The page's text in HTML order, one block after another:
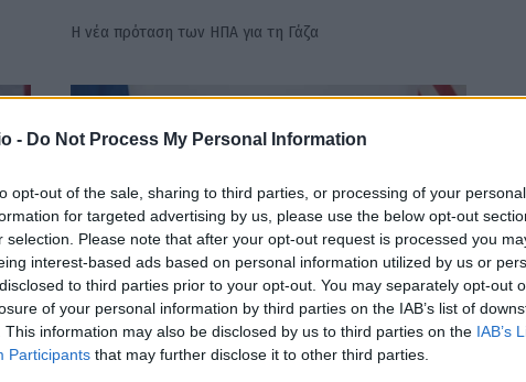
- Do Not Process My Personal Information
opt-out of the sale, sharing to third parties, or processing of your
for targeted advertising by us, please use the below opt-out
selection. Please note that after your opt-out request is processed you
interest-based ads based on personal information utilized by us or
to third parties prior to your opt-out. You may separately opt-out
of your personal information by third parties on the IAB’s list of
This information may also be disclosed by us to third parties on the IAB’s
Participants that may further disclose it to other third parties.
Η νέα πρόταση των ΗΠΑ για τη Γάζα